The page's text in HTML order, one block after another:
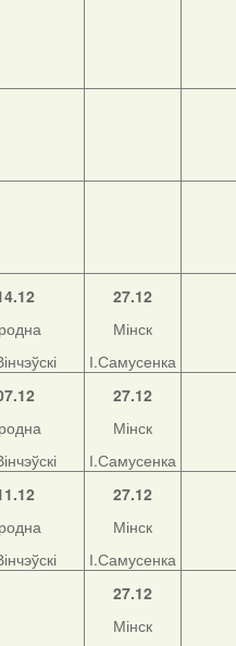
27.12
Мінск
І.Самусенка
27.12
Мінск
І.Самусенка
27.12
Мінск
І.Самусенка
27.12
Мінск